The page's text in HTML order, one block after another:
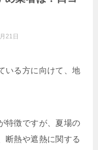
21日
いる方に向けて、地
特徴ですが、夏場の
断熱や遮熱に関する